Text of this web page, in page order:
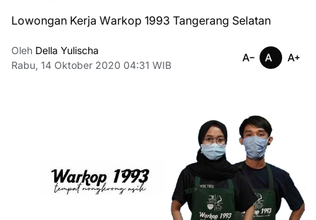
Lowongan Kerja Wаrkор 1993 Tangerang Selatan
Oleh Della Yulischa
Rabu, 14 Oktober 2020 04:31 WIB